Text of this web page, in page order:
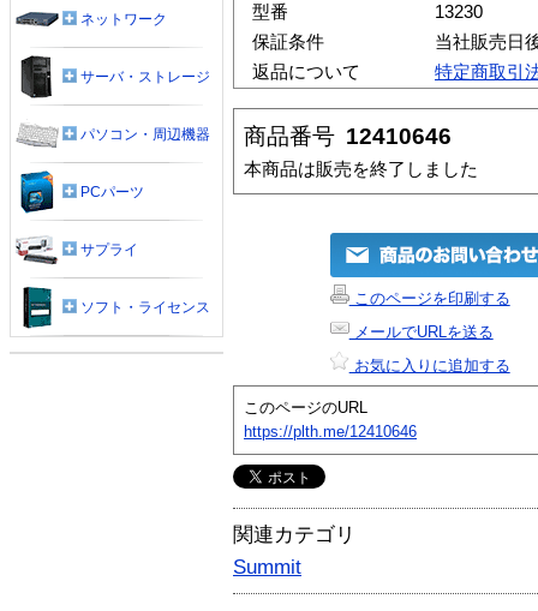
型番
13230
保証条件
当社販売日
返品について
特定商取引
商品番号 12410646
本商品は販売を終了しました
このページを印刷する
メールでURLを送る
お気に入りに追加する
このページのURL
https://plth.me/12410646
関連カテゴリ
Summit
ネットワーク
サーバ・ストレージ
パソコン・周辺機器
PCパーツ
サプライ
ソフト・ライセンス